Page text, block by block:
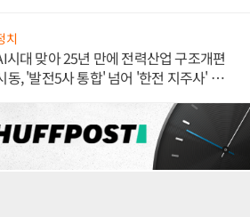
치
시대 맞아 25년 만에 전력산업 구조개편
동, '발전5사 통합' 넘어 '한전 지주사' 재편